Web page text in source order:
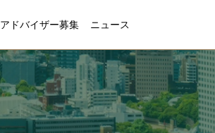
アドバイザー募集 ニュース